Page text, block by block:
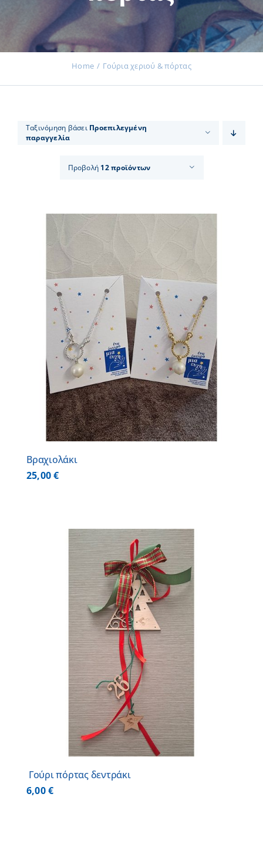
Εκδηλώσεις
Προϊόντα
Home Γούρια χεριού & πόρτας
Ταξινόμηση βάσει Προεπιλεγμένη
παραγγελία
Προβολή 12 προϊόντων
Βραχιολάκι
25,00€
Γούρι πόρτας δεντράκι
6,00€